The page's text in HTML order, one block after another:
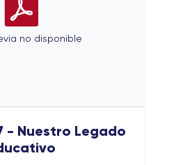
no disponible
- Nuestro Legado